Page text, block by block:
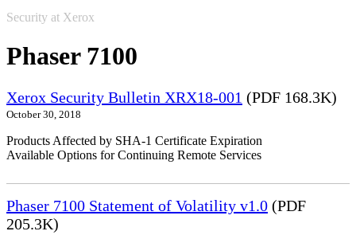
Security at Xerox
Phaser 7100
Xerox Security Bulletin XRX18-001 (PDF 168.3K)
October 30, 2018
Products Affected by SHA-1 Certificate Expiration
Available Options for Continuing Remote Services
Phaser 7100 Statement of Volatility v1.0 (PDF
205.3K)